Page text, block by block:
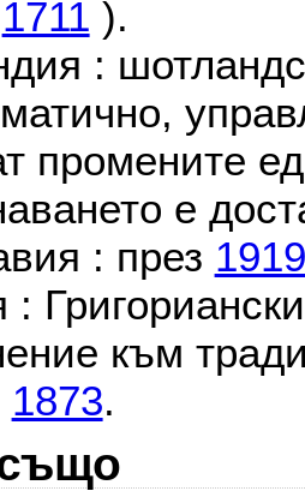
1711 ).
:
промените
е
: през 1919
към
1873.